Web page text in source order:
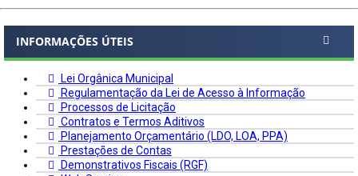
INFORMAÇÕES ÚTEIS
Lei Orgânica Municipal
Regulamentação da Lei de Acesso à Informação
Processos de Licitação
Contratos e Termos Aditivos
Planejamento Orçamentário (LDO, LOA, PPA)
Prestações de Contas
Demonstrativos Fiscais (RGF)